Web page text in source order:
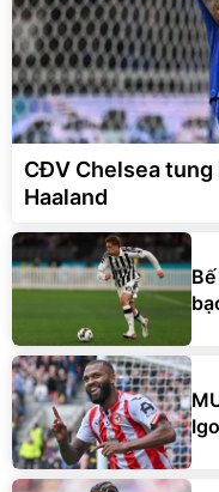
CĐV Chelsea tung
Haaland